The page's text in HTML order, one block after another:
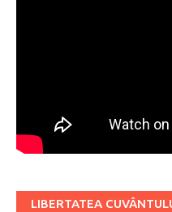
LIBERTATEA